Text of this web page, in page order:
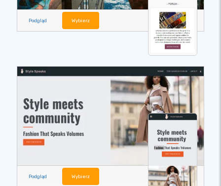
Podgląd Wybierz
Podgląd Wybierz